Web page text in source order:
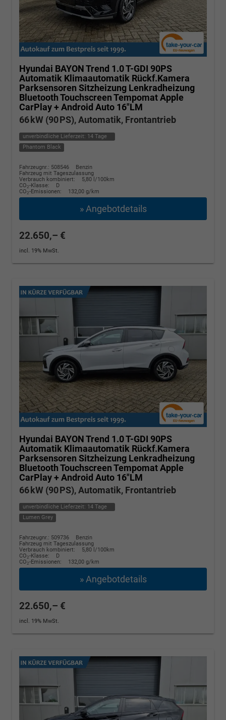
Hyundai BAYONTrend 1.0 T-GDI 90PS
Automatik Klimaautomatik Rückf.Kamera
Parksensoren Sitzheizung Lenkradheizung
Bluetooth Touchscreen Tempomat Apple
CarPlay + Android Auto 16"LM
66 kW (90 PS), Automatik, Frontantrieb
unverbindliche Lieferzeit: 14 Tage
Phantom Black
Fahrzeugnr.: 508546
Benzin
Fahrzeug mit Tageszulassung
Verbrauch kombiniert:
5,80 l/100km
CO2-Klasse:
D
CO2-Emissionen: 132,00 g/km
» Angebotdetails
22.650,– €
incl. 19% MwSt.
Hyundai BAYONTrend 1.0 T-GDI 90PS
Automatik Klimaautomatik Rückf.Kamera
Parksensoren Sitzheizung Lenkradheizung
Bluetooth Touchscreen Tempomat Apple
CarPlay + Android Auto 16"LM
66 kW (90 PS), Automatik, Frontantrieb
unverbindliche Lieferzeit: 14 Tage
Lumen Grey
Fahrzeugnr.: 509736
Benzin
Fahrzeug mit Tageszulassung
Verbrauch kombiniert:
5,80 l/100km
CO2-Klasse:
D
CO2-Emissionen: 132,00 g/km
» Angebotdetails
22.650,– €
incl. 19% MwSt.